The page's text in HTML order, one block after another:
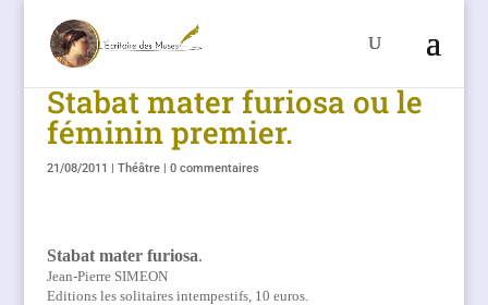
Stabat mater furiosa ou le
féminin premier.
21/08/2011 | Théâtre| 0 commentaires
Stabat mater furiosa.
Jean-Pierre SIMEON
Editions les solitaires intempestifs, 10 euros.